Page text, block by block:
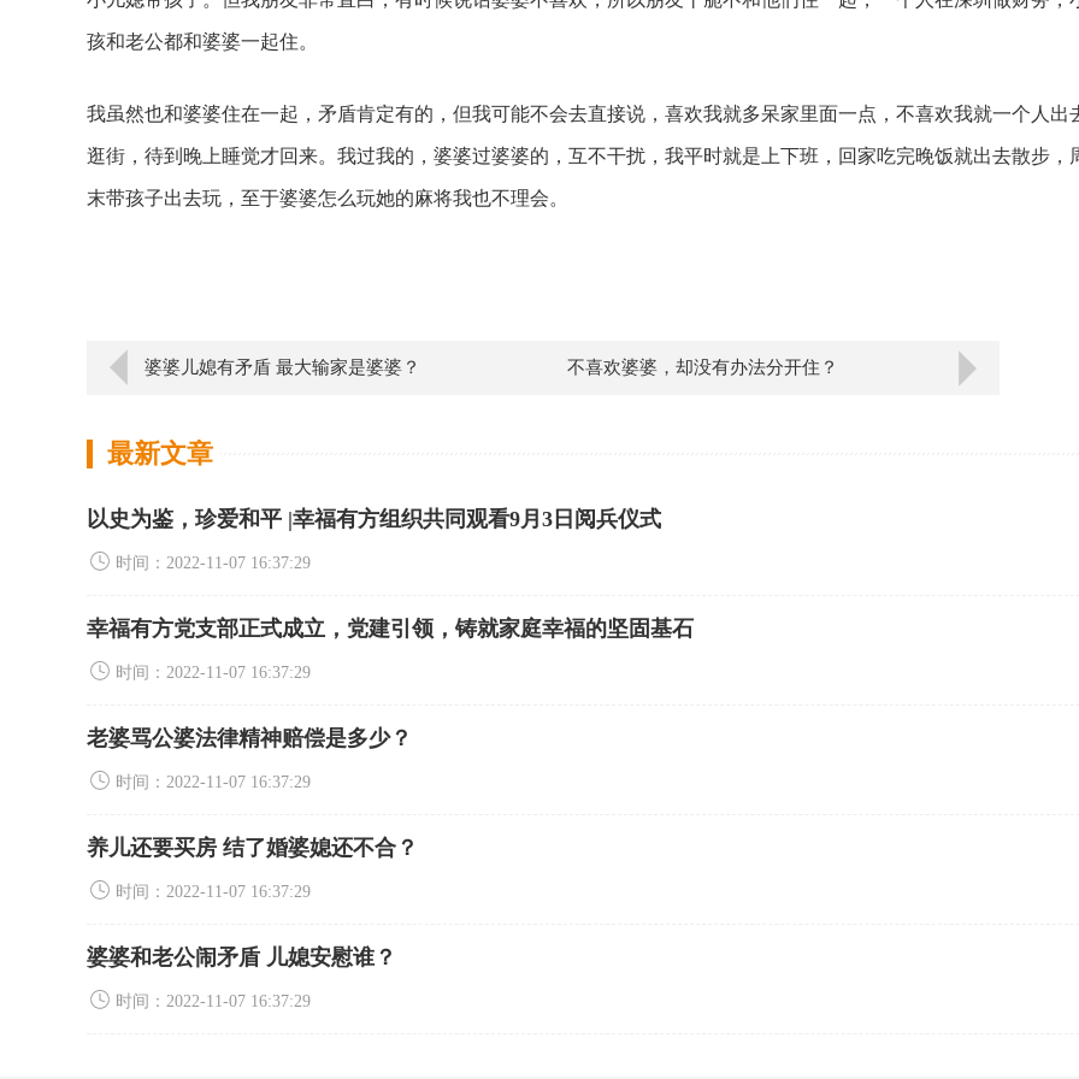
孩和老公都和婆婆一起住。
我虽然也和婆婆住在一起，矛盾肯定有的，但我可能不会去直接说，喜欢我就多呆家里面一点，不喜欢我就一个人出
逛街，待到晚上睡觉才回来。我过我的，婆婆过婆婆的，互不干扰，我平时就是上下班，回家吃完晚饭就出去散步，
末带孩子出去玩，至于婆婆怎么玩她的麻将我也不理会。
婆婆儿媳有矛盾 最大输家是婆婆？ 不喜欢婆婆，却没有办法分开住？
最新文章
以史为鉴，珍爱和平 |幸福有方组织共同观看9月3日阅兵仪式
时间：2022-11-07 16:37:29
幸福有方党支部正式成立，党建引领，铸就家庭幸福的坚固基石
时间：2022-11-07 16:37:29
老婆骂公婆法律精神赔偿是多少？
时间：2022-11-07 16:37:29
养儿还要买房 结了婚婆媳还不合？
时间：2022-11-07 16:37:29
婆婆和老公闹矛盾 儿媳安慰谁？
时间：2022-11-07 16:37:29